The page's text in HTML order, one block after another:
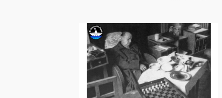
algodón, pero eso no importa; bienvenidos
son. Se hicieron la venia, se dieron la mano, Y
dice Rat...
elude la política pública que cimiente las
bases para minimizar el impacto negativo
en el desarrollo de los países. Desarrollados,
sub desarrollados, atrasados y como se les
quiera llamar, son parte de un escenario
donde se conjuga el poder y el control en